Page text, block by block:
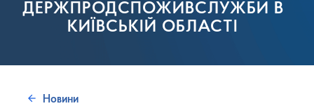
ДЕРЖПРОДСПОЖИВСЛУЖБИ В
КИЇВСЬКІЙ ОБЛАСТІ
Новини